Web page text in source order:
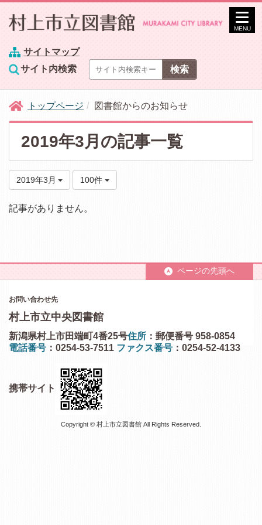
サイトマップ
サイト内検索
MENU
トップページ 図書館からのお知らせ
2019年3月の記事一覧
2019年3月 100件
記事がありません。
ページの先頭へ
お問い合わせ先
村上市立中央図書館
住所 ：郵便番号 958-0854
新潟県村上市田端町4番25号
電話番号 ：0254-53-7511 ファクス番号 ：0254-52-4133
携帯サイト
Copyright © 村上市立図書館 All Rights Reserved.